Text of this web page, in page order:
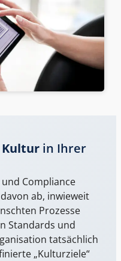
Kultur in Ihrer
und Compliance
ab, inwieweit
Prozesse
Standards und
tatsächlich
„Kulturziele“